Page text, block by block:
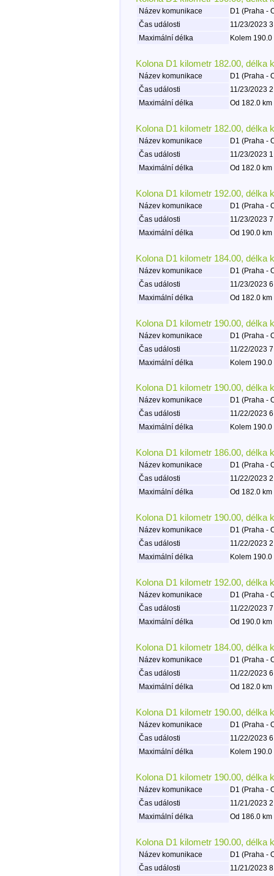
Název komunikace
D1 (Praha -
Čas události
11/23/2023
Maximální délka
Kolem
Kolona D1 kilometr 182.00, délka
Název komunikace
D1 (Praha -
Čas události
11/23/2023
Maximální délka
Od 182.0
Kolona D1 kilometr 182.00, délka
Název komunikace
D1 (Praha -
Čas události
11/23/2023
Maximální délka
Od 182.0
Kolona D1 kilometr 192.00, délka
Název komunikace
D1 (Praha -
Čas události
11/23/2023
Maximální délka
Od 190.0
Kolona D1 kilometr 184.00, délka
Název komunikace
D1 (Praha -
Čas události
11/23/2023
Maximální délka
Od 182.0
Kolona D1 kilometr 190.00, délka
Název komunikace
D1 (Praha -
Čas události
11/22/2023
Maximální délka
Kolem
Kolona D1 kilometr 190.00, délka
Název komunikace
D1 (Praha -
Čas události
11/22/2023
Maximální délka
Kolem
Kolona D1 kilometr 186.00, délka
Název komunikace
D1 (Praha -
Čas události
11/22/2023
Maximální délka
Od 182.0
Kolona D1 kilometr 190.00, délka
Název komunikace
D1 (Praha -
Čas události
11/22/2023
Maximální délka
Kolem
Kolona D1 kilometr 192.00, délka
Název komunikace
D1 (Praha -
Čas události
11/22/2023
Maximální délka
Od 190.0
Kolona D1 kilometr 184.00, délka
Název komunikace
D1 (Praha -
Čas události
11/22/2023
Maximální délka
Od 182.0
Kolona D1 kilometr 190.00, délka
Název komunikace
D1 (Praha -
Čas události
11/22/2023
Maximální délka
Kolem
Kolona D1 kilometr 190.00, délka
Název komunikace
D1 (Praha -
Čas události
11/21/2023
Maximální délka
Od 186.0
Kolona D1 kilometr 190.00, délka
Název komunikace
D1 (Praha -
Čas události
11/21/2023